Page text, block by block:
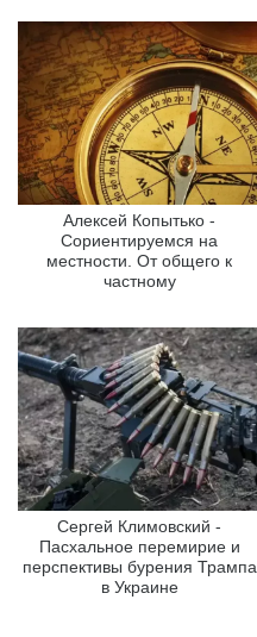
Алексей Копытько -
Сориентируемся на
местности. От общего к
частному
Сергей Климовский -
Пасхальное перемирие и
перспективы бурения Трампа
в Украине